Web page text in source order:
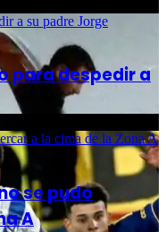
a su padre Jorge
para despedir a
a la cima de la Zona A
se pudo
A